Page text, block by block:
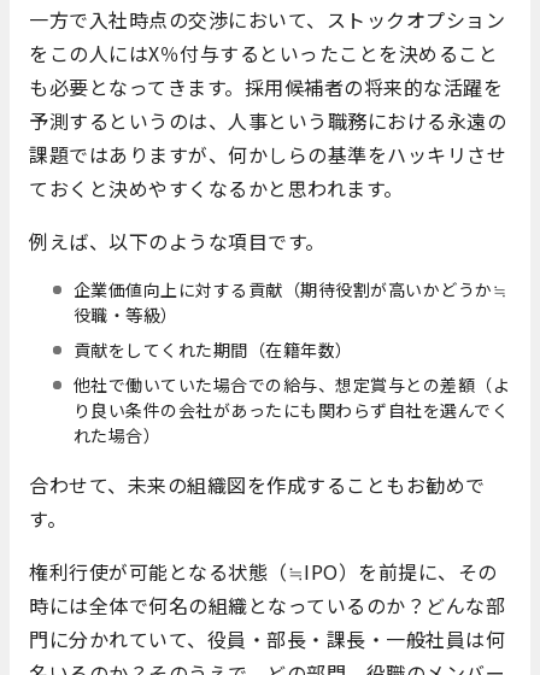
一方で入社時点の交渉において、ストックオプション
をこの人にはX％付与するといったことを決めること
も必要となってきます。採用候補者の将来的な活躍を
予測するというのは、人事という職務における永遠の
課題ではありますが、何かしらの基準をハッキリさせ
ておくと決めやすくなるかと思われます。
例えば、以下のような項目です。
企業価値向上に対する貢献（期待役割が高いかどうか≒
役職・等級）
貢献をしてくれた期間（在籍年数）
他社で働いていた場合での給与、想定賞与との差額（よ
り良い条件の会社があったにも関わらず自社を選んでく
れた場合）
合わせて、未来の組織図を作成することもお勧めで
す。
権利行使が可能となる状態（≒IPO）を前提に、その
時には全体で何名の組織となっているのか？どんな部
門に分かれていて、役員・部長・課長・一般社員は何